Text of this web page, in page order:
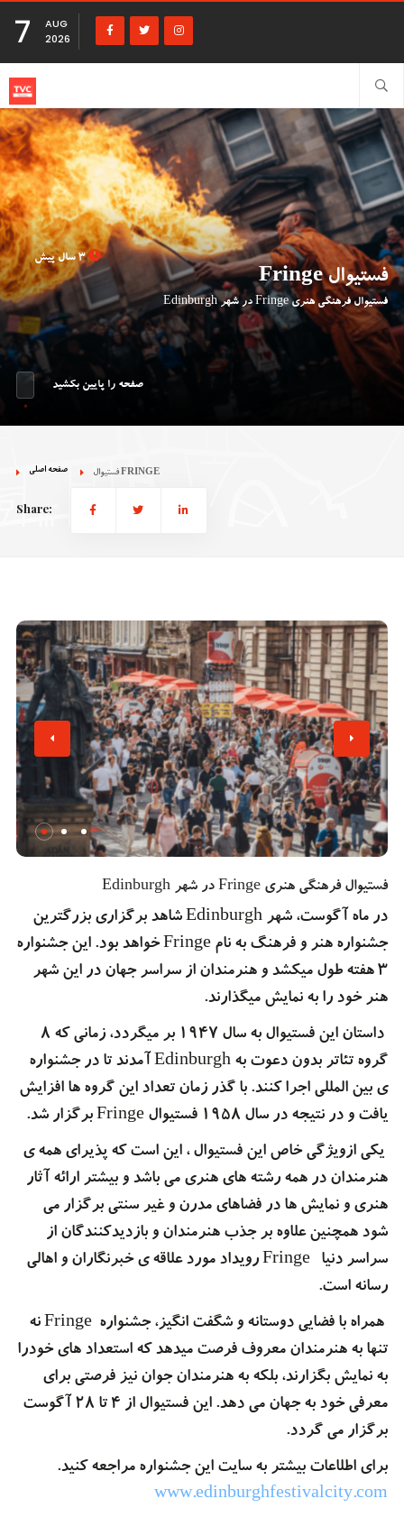
7
AUG
2026
3 سال پیش
فستیوال Fringe
فستیوال فرهنگی هنری Fringe در شهر Edinburgh
صفحه را پایین بکشید
صفحه اصلی فستیوال FRINGE
Share:
فستیوال فرهنگی هنری Fringe در شهر Edinburgh
در ماه آگوست، شهر Edinburgh شاهد برگزاری بزرگترین
جشنواره هنر و فرهنگ به نام Fringe خواهد بود. این جشنواره
3 هفته طول میکشد و هنرمندان از سراسر جهان در این شهر
هنر خود را به نمایش میگذارند.
داستان این فستیوال به سال 1947 بر میگردد، زمانی که 8
گروه تئاتر بدون دعوت به Edinburgh آمدند تا در جشنواره
ی بین المللی اجرا کنند. با گذر زمان تعداد این گروه ها افزایش
یافت و در نتیجه در سال 1958 فستیوال Fringe برگزار شد.
یکی ازویژگی خاص این فستیوال ، این است که پذیرای همه ی
هنرمندان در همه رشته های هنری می باشد و بیشتر ارائه آثار
هنری و نمایش ها در فضاهای مدرن و غیر سنتی برگزار می
شود همچنین علاوه بر جذب هنرمندان و بازدیدکنندگان از
سراسر دنیا Fringe رویداد مورد علاقه ی خبرنگاران و اهالی
رسانه است.
همراه با فضایی دوستانه و شگفت انگیز، جشنواره Fringe نه
تنها به هنرمندان معروف فرصت میدهد که استعداد های خودرا
به نمایش بگزارند، بلکه به هنرمندان جوان نیز فرصتی برای
معرفی خود به جهان می دهد. این فستیوال از 4 تا 28 آگوست
برگزار می گردد.
برای اطلاعات بیشتر به سایت این جشنواره مراجعه کنید.
www.edinburghfestivalcity.com